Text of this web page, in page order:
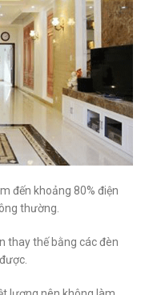
đến khoảng 80% điện
thường.
thay thế bằng các đèn